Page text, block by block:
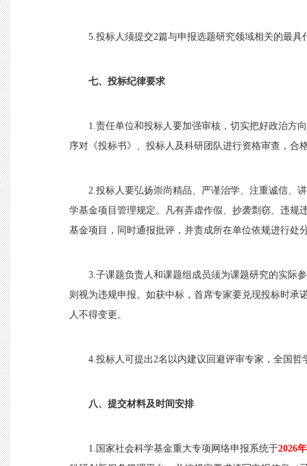
5.投标人须提交2篇与申报选题研究领域相关的最
七、投标纪律要求
1.责任单位和投标人要加强审核，切实把好政治方
序对《投标书》、投标人及科研团队进行资格审查，合
2.投标人要弘扬崇尚精品、严谨治学、注重诚信、
学基金项目管理规定。凡有弄虚作假、抄袭剽窃、违规
基金项目，同时通报批评，并责成所在单位依规进行处
3.子课题负责人和课题组成员须为课题研究的实际
则视为违规申报。如获中标，首席专家要兑现投标时承
人不得变更。
4.投标人可提出2名以内建议回避评审专家， 全国哲
八、提交材料及时间安排
1.国家社会科学基金重大专项网络申报系统于2026